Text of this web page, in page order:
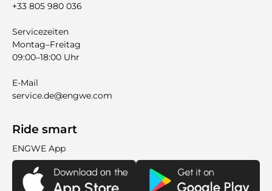
+33 805 980 036
Servicezeiten
Montag–Freitag
09:00–18:00 Uhr
E-Mail
service.de@engwe.com
Ride smart
ENGWE App